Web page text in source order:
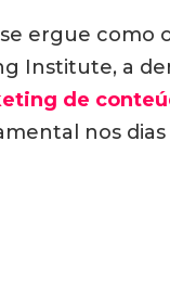
ergue como
Institute, a
de
nos dias